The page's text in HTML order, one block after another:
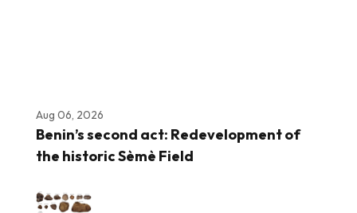
Aug 06, 2026
Benin’s second act: Redevelopment of
the historic Sèmè Field